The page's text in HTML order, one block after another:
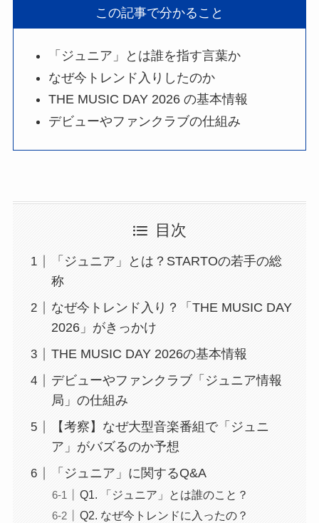
この記事で分かること
「ジュニア」とは誰を指す言葉か
なぜ今トレンド入りしたのか
THE MUSIC DAY 2026 の基本情報
デビューやファンクラブの仕組み
目次
「ジュニア」とは？STARTOの若手の総
称
なぜ今トレンド入り？「THE MUSIC DAY
2026」がきっかけ
THE MUSIC DAY 2026の基本情報
デビューやファンクラブ「ジュニア情報
局」の仕組み
【考察】なぜ大型音楽番組で「ジュニ
ア」がバズるのか予想
「ジュニア」に関するQ&A
Q1. 「ジュニア」とは誰のこと？
Q2. なぜ今トレンドに入ったの？